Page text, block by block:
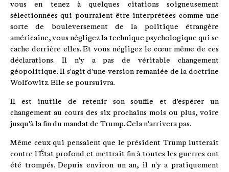
vous en tenez à quelques citations soigneusement
sélectionnées qui pourraient être interprétées comme une
sorte de bouleversement de la politique étrangère
américaine, vous négligez la technique psychologique qui se
cache derrière elles. Et vous négligez le cœur même de ces
déclarations. Il n'y a pas de véritable changement
géopolitique. Il s'agit d'une version remaniée de la doctrine
Wolfowitz. Elle se poursuivra.
Il est inutile de retenir son souffle et d'espérer un
changement au cours des six prochains mois ou plus, voire
jusqu'à la fin du mandat de Trump. Cela n'arrivera pas.
Même ceux qui pensaient que le président Trump lutterait
contre l'État profond et mettrait fin à toutes les guerres ont
été trompés. Depuis environ un an, il n'y a pratiquement